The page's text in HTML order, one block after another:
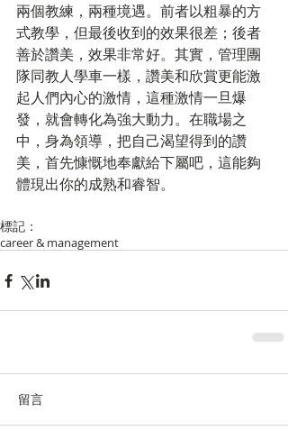
兩個教練，兩種境遇。前者以粗暴的方
式教學，但最後收到的效果很差；後者
善於讚美，效果非常好。其實，管理團
隊同教人學車一樣，讚美和欣賞更能激
起人們內心的激情，這種激情一旦爆
發，就會轉化為強大動力。在職場之
中，身為領導，把自己渴望得到的讚
美，首先慷慨地奉獻給下屬吧，這能夠
體現出你的成熟和睿智。
標記：
career & management
留言